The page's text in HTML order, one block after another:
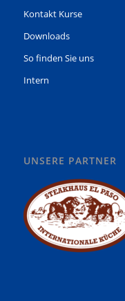
Kontakt Kurse
Downloads
So finden Sie uns
Intern
UNSERE PARTNER